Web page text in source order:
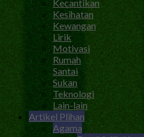
Kecantikan
Kesihatan
Kewangan
Lirik
Motivasi
Rumah
Santai
Sukan
Teknologi
Lain-lain
Artikel Plihan
Agama